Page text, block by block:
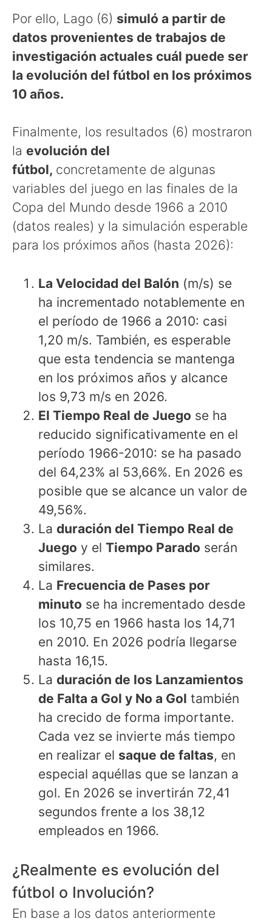
Por ello, Lago (6) simuló a partir de
datos provenientes de trabajos de
investigación actuales cuál puede ser
la evolución del fútbol en los próximos
10 años.
Finalmente, los resultados (6) mostraron
la evolución del
fútbol, concretamente de algunas
variables del juego en las finales de la
Copa del Mundo desde 1966 a 2010
(datos reales) y la simulación esperable
para los próximos años (hasta 2026):
La Velocidad del Balón (m/s) se
ha incrementado notablemente en
el período de 1966 a 2010: casi
1,20 m/s. También, es esperable
que esta tendencia se mantenga
en los próximos años y alcance
los 9,73 m/s en 2026.
El Tiempo Real de Juego se ha
reducido significativamente en el
período 1966-2010: se ha pasado
del 64,23% al 53,66%. En 2026 es
posible que se alcance un valor de
49,56%.
La duración del Tiempo Real de
Juego y el Tiempo Parado serán
similares.
La Frecuencia de Pases por
minuto se ha incrementado desde
los 10,75 en 1966 hasta los 14,71
en 2010. En 2026 podría llegarse
hasta 16,15.
La duración de los Lanzamientos
de Falta a Gol y No a Gol también
ha crecido de forma importante.
Cada vez se invierte más tiempo
en realizar el saque de faltas, en
especial aquéllas que se lanzan a
gol. En 2026 se invertirán 72,41
segundos frente a los 38,12
empleados en 1966.
¿Realmente es evolución del
fútbol o Involución?
En base a los datos anteriormente